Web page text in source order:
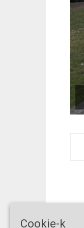
Cookie-k